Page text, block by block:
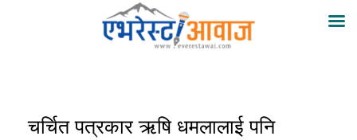
चर्चित पत्रकार ऋषि धमलालाई पनि